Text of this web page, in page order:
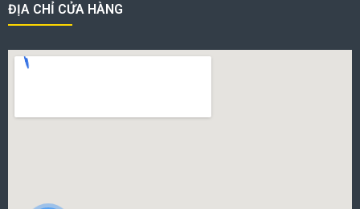
ĐỊA CHỈ CỬA HÀNG